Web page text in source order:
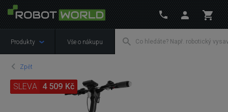
Produkty Vše o nákupu
Zpět
SLEVA 4 509 Kč